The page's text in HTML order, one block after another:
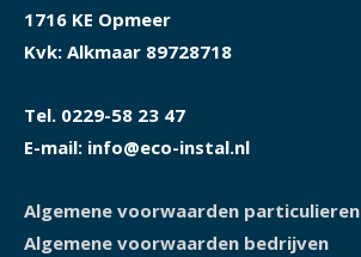
1716 KE Opmeer
Kvk: Alkmaar 89728718
Tel. 0229-58 23 47
E-mail: info@eco-instal.nl
Algemene voorwaarden particulieren
Algemene voorwaarden bedrijven